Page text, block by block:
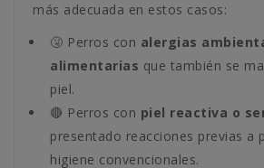
más adecuada en estos casos:
🤧 Perros con alergias
alimentarias que también se
piel.
🔴 Perros con piel reactiva o
presentado reacciones previas a
higiene convencionales.